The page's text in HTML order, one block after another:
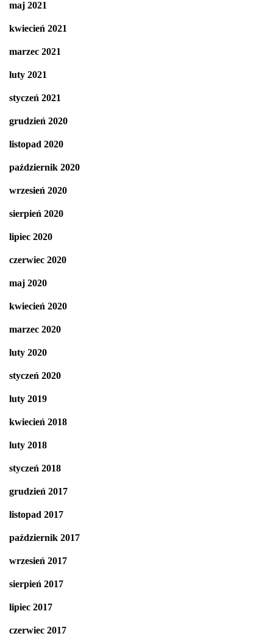
maj 2021
kwiecień 2021
marzec 2021
luty 2021
styczeń 2021
grudzień 2020
listopad 2020
październik 2020
wrzesień 2020
sierpień 2020
lipiec 2020
czerwiec 2020
maj 2020
kwiecień 2020
marzec 2020
luty 2020
styczeń 2020
luty 2019
kwiecień 2018
luty 2018
styczeń 2018
grudzień 2017
listopad 2017
październik 2017
wrzesień 2017
sierpień 2017
lipiec 2017
czerwiec 2017